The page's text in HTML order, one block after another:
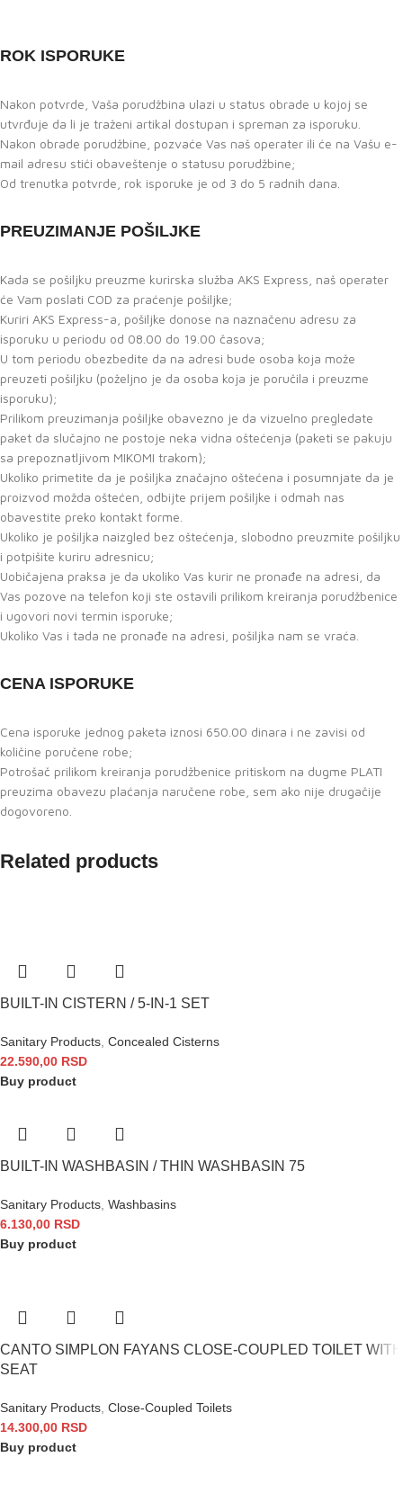
ROK ISPORUKE
Nakon potvrde, Vaša porudžbina ulazi u status obrade u kojoj se
utvrđuje da li je traženi artikal dostupan i spreman za isporuku.
Nakon obrade porudžbine, pozvaće Vas naš operater ili će na Vašu e-
mail adresu stići obaveštenje o statusu porudžbine;
Od trenutka potvrde, rok isporuke je od 3 do 5 radnih dana.
PREUZIMANJE POŠILJKE
Kada se pošiljku preuzme kurirska služba AKS Express, naš operater
će Vam poslati COD za praćenje pošiljke;
Kuriri AKS Express-a, pošiljke donose na naznačenu adresu za
isporuku u periodu od 08.00 do 19.00 časova;
U tom periodu obezbedite da na adresi bude osoba koja može
preuzeti pošiljku (poželjno je da osoba koja je poručila i preuzme
isporuku);
Prilikom preuzimanja pošiljke obavezno je da vizuelno pregledate
paket da slučajno ne postoje neka vidna oštećenja (paketi se pakuju
sa prepoznatljivom MIKOMI trakom);
Ukoliko primetite da je pošiljka značajno oštećena i posumnjate da je
proizvod možda oštećen, odbijte prijem pošiljke i odmah nas
obavestite preko kontakt forme.
Ukoliko je pošiljka naizgled bez oštećenja, slobodno preuzmite pošiljku
i potpišite kuriru adresnicu;
Uobičajena praksa je da ukoliko Vas kurir ne pronađe na adresi, da
Vas pozove na telefon koji ste ostavili prilikom kreiranja porudžbenice
i ugovori novi termin isporuke;
Ukoliko Vas i tada ne pronađe na adresi, pošiljka nam se vraća.
CENA ISPORUKE
Cena isporuke jednog paketa iznosi 650.00 dinara i ne zavisi od
količine poručene robe;
Potrošač prilikom kreiranja porudžbenice pritiskom na dugme PLATI
preuzima obavezu plaćanja naručene robe, sem ako nije drugačije
dogovoreno.
Related products
BUILT-IN CISTERN / 5‑IN‑1 SET
Sanitary Products Concealed Cisterns
22.590,00 RSD
Buy product
BUILT-IN WASHBASIN / THIN WASHBASIN 75
Sanitary Products, Washbasins
6.130,00 RSD
Buy product
CANTO SIMPLON FAYANS CLOSE-COUPLED TOILET WITH
SEAT
Sanitary Products Close-Coupled Toilets
14.300,00 RSD
Buy product